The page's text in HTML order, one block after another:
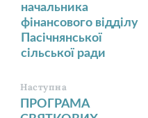
начальника
фінансового відділу
Пасічнянської
сільської ради
Наступна
ПРОГРАМА